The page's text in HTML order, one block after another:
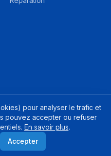
Tous droits réservés.
pour analyser le trafic et
pouvez accepter ou refuser
En savoir plus.
Accepter